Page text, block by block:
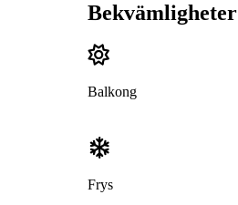
Bekvämligheter
Balkong
Frys